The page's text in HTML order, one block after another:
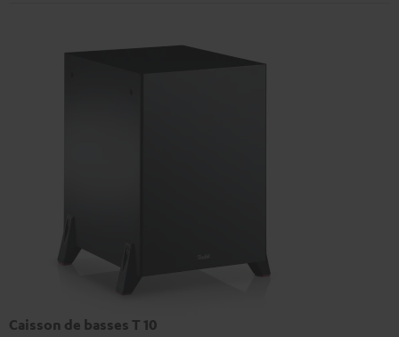
Caisson de basses T 10